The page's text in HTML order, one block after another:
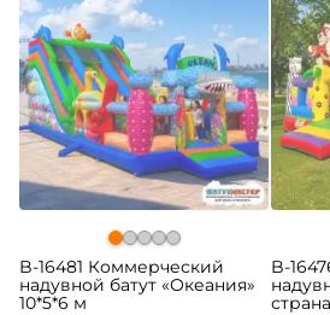
B-16481 Коммерческий
надувной батут «Океания»
10*5*6 м
B-